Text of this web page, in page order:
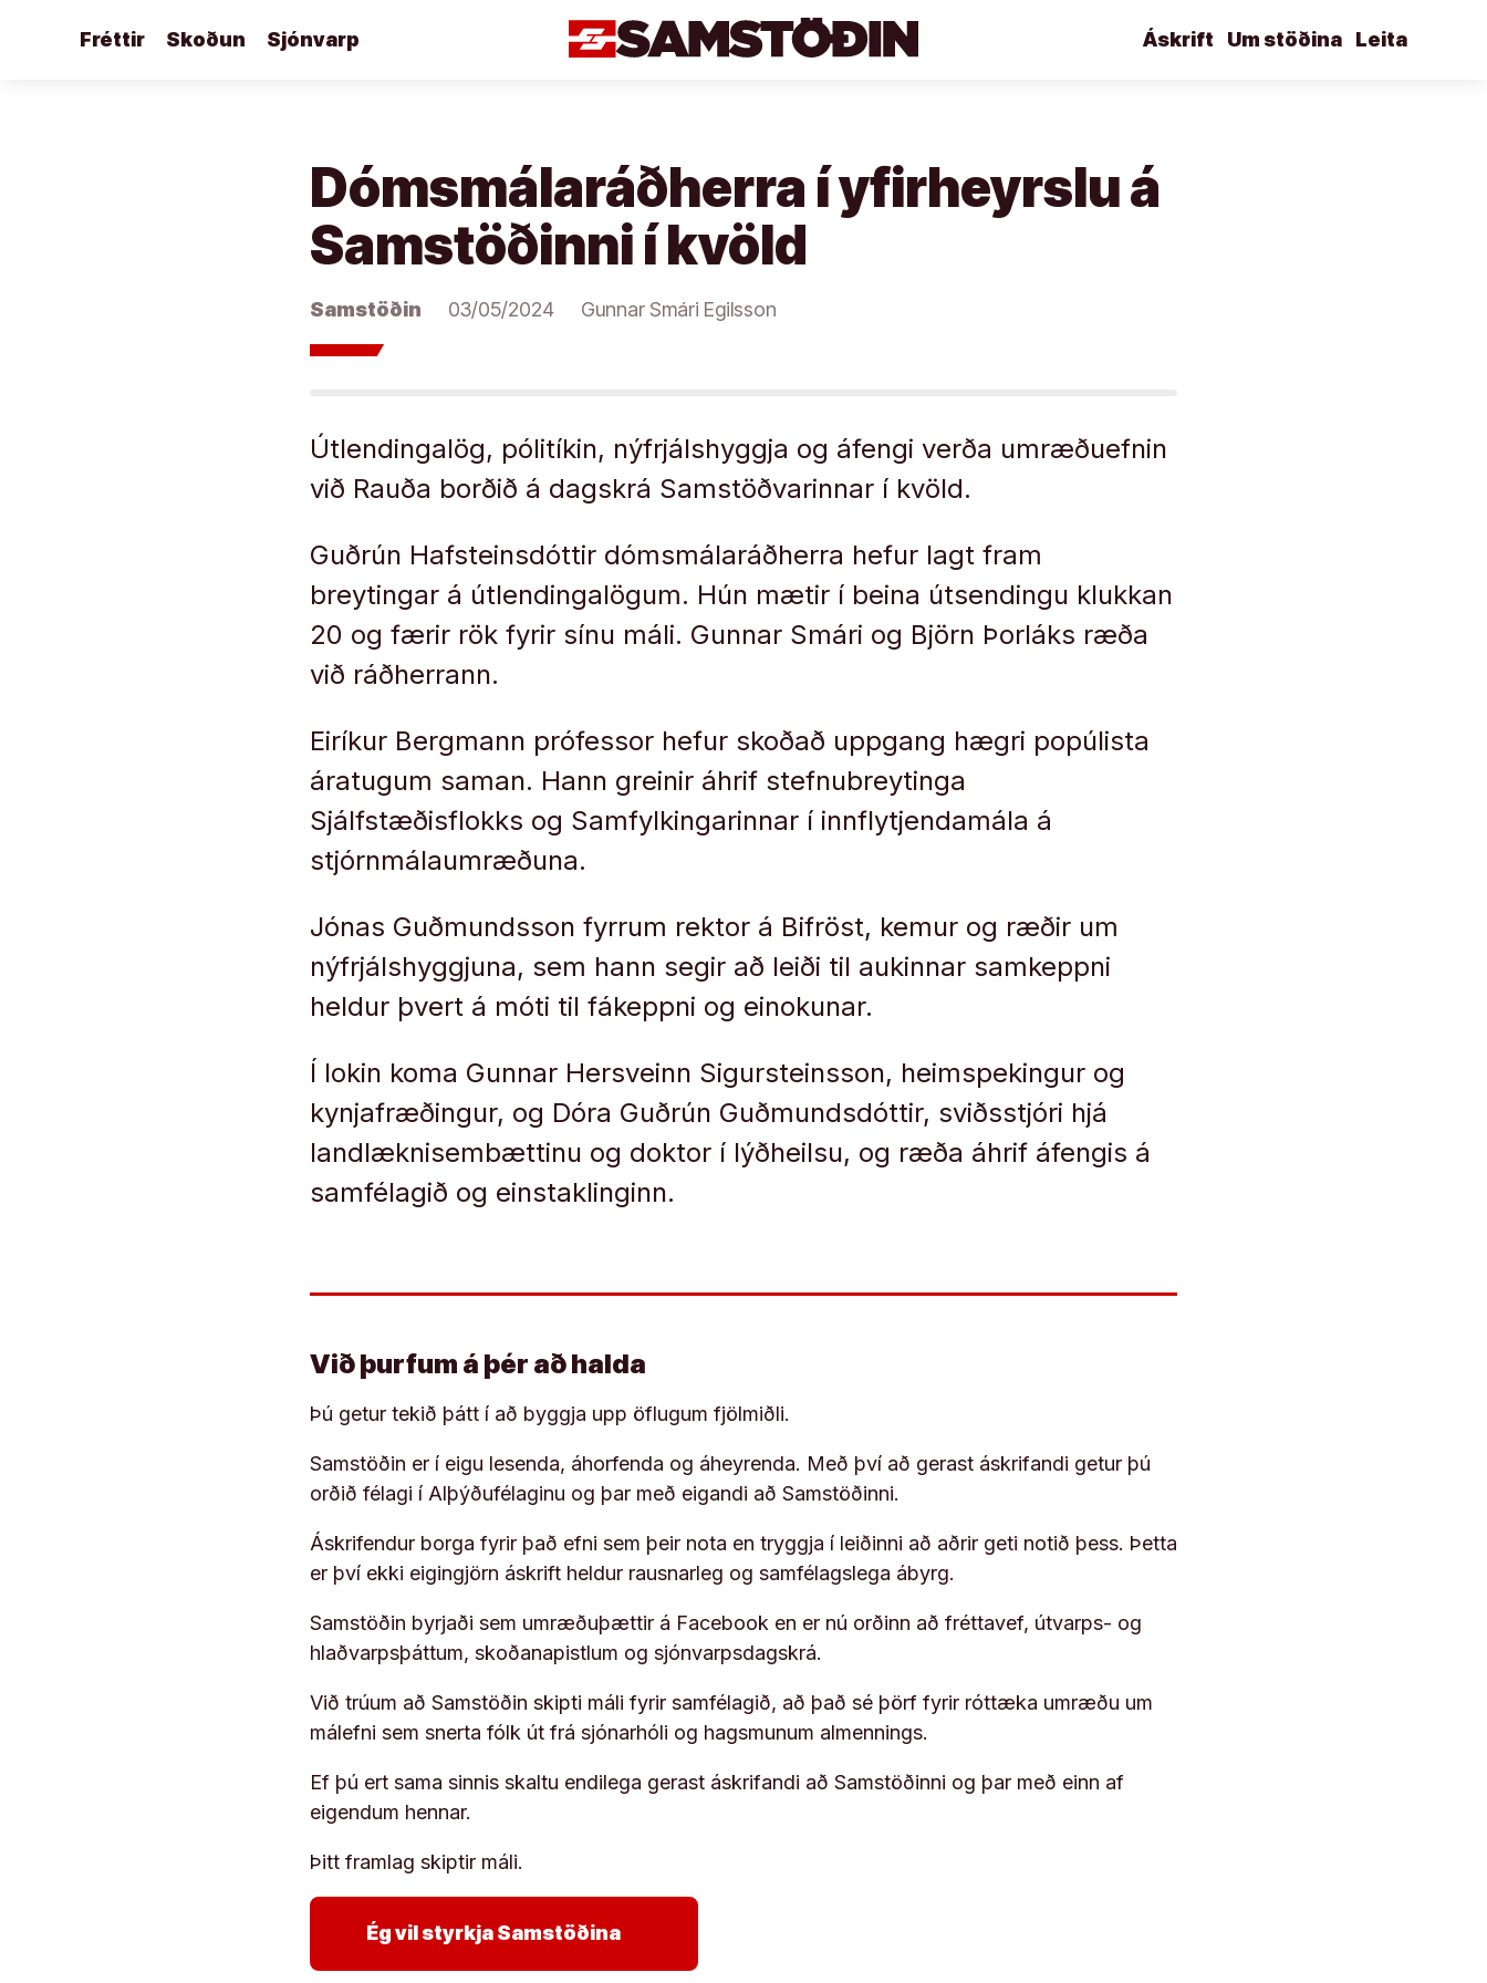
Fréttir Skoðun Sjónvarp Leita
Um stöðina
Áskrift
Dómsmálaráðherra í yfirheyrslu á
Samstöðinni í kvöld
Samstöðin 03/05/2024 Gunnar Smári Egilsson
Útlendingalög, pólitíkin, nýfrjálshyggja og áfengi verða umræðuefnin
við Rauða borðið á dagskrá Samstöðvarinnar í kvöld.
Guðrún Hafsteinsdóttir dómsmálaráðherra hefur lagt fram
breytingar á útlendingalögum. Hún mætir í beina útsendingu klukkan
20 og færir rök fyrir sínu máli. Gunnar Smári og Björn Þorláks ræða
við ráðherrann.
Eiríkur Bergmann prófessor hefur skoðað uppgang hægri popúlista
áratugum saman. Hann greinir áhrif stefnubreytinga
Sjálfstæðisflokks og Samfylkingarinnar í innflytjendamála á
stjórnmálaumræðuna.
Jónas Guðmundsson fyrrum rektor á Bifröst, kemur og ræðir um
nýfrjálshyggjuna, sem hann segir að leiði til aukinnar samkeppni
heldur þvert á móti til fákeppni og einokunar.
Í lokin koma Gunnar Hersveinn Sigursteinsson, heimspekingur og
kynjafræðingur, og Dóra Guðrún Guðmundsdóttir, sviðsstjóri hjá
landlæknisembættinu og doktor í lýðheilsu, og ræða áhrif áfengis á
samfélagið og einstaklinginn.
Við þurfum á þér að halda
Þú getur tekið þátt í að byggja upp öflugum fjölmiðli.
Samstöðin er í eigu lesenda, áhorfenda og áheyrenda. Með því að gerast áskrifandi getur þú
orðið félagi í Alþýðufélaginu og þar með eigandi að Samstöðinni.
Áskrifendur borga fyrir það efni sem þeir nota en tryggja í leiðinni að aðrir geti notið þess. Þetta
er því ekki eigingjörn áskrift heldur rausnarleg og samfélagslega ábyrg.
Samstöðin byrjaði sem umræðuþættir á Facebook en er nú orðinn að fréttavef, útvarps- og
hlaðvarpsþáttum, skoðanapistlum og sjónvarpsdagskrá.
Við trúum að Samstöðin skipti máli fyrir samfélagið, að það sé þörf fyrir róttæka umræðu um
málefni sem snerta fólk út frá sjónarhóli og hagsmunum almennings.
Ef þú ert sama sinnis skaltu endilega gerast áskrifandi að Samstöðinni og þar með einn af
eigendum hennar.
Þitt framlag skiptir máli.
Ég vil styrkja Samstöðina